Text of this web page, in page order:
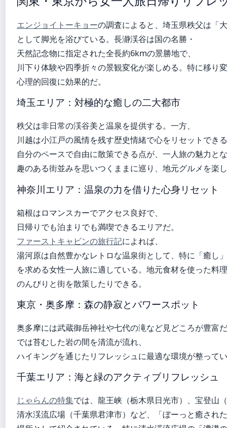
エンジョイトーキョーの調査によると、埼玉県秩父は「
として脚光を浴びている。長瀞渓谷は国の名勝・
天然記念物に指定された全長約6kmの景勝地で、
川下り体験や四季折々の景観変化が楽しめる。特に移り
心理的回復に効果的だ。
埼玉エリア：対極的な癒しの二大都市
秩父は非日常の渓谷美と温泉を提供する。一方、
川越は小江戸の風情を残す歴史情緒で心をリセットでき
自分のペースで自由に散策できる点が、一人旅の魅力と
趣のある街並みを思いつくままに巡り、地元グルメを楽
神奈川エリア：温泉の力を借りた心身リセット
箱根はロマンスカーでアクセス良好で、
日帰りでも泊まりでも満喫できるエリアだ。
ファーストキャビンの旅行記によれば、
湯河原は自然豊かなレトロな温泉街として、特に「癒し」
を求める女性一人旅に適している。地元食材を使った料
のんびりと街を散策したりできる。
東京・奥多摩：森の静寂とパワースポット
奥多摩には武蔵御岳神社や七代の滝など見どころが豊富
では苔むした岩の間を清流が流れ、
ハイキングを通じたリフレッシュに最適な環境が整って
千葉エリア：海と緑のアクティブリフレッシュ
じゃらんの特集では、龍王峡（栃木県日光市）、宝登山
清水渓流広場（千葉県君津市）など、「ぼーっと癒され